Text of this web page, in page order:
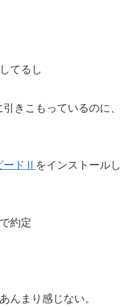
てるし
きこもっているのに、
ードⅡ をインストールし
約定
んまり感じない。